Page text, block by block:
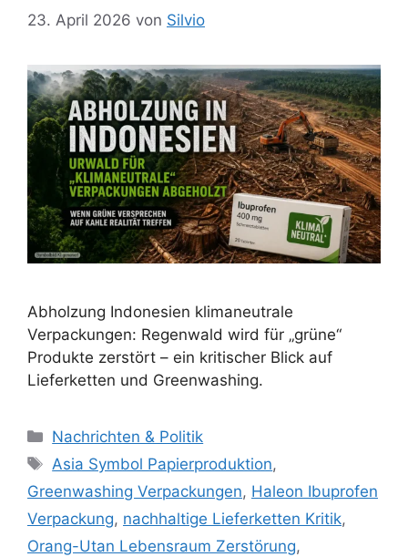
23. April 2026 von Silvio
Abholzung Indonesien klimaneutrale
Verpackungen: Regenwald wird für „grüne“
Produkte zerstört – ein kritischer Blick auf
Lieferketten und Greenwashing.
Kategorien
Nachrichten & Politik
Schlagwörter
Asia Symbol Papierproduktion,
Greenwashing Verpackungen, Haleon Ibuprofen
Verpackung, nachhaltige Lieferketten Kritik,
Orang-Utan Lebensraum Zerstörung,